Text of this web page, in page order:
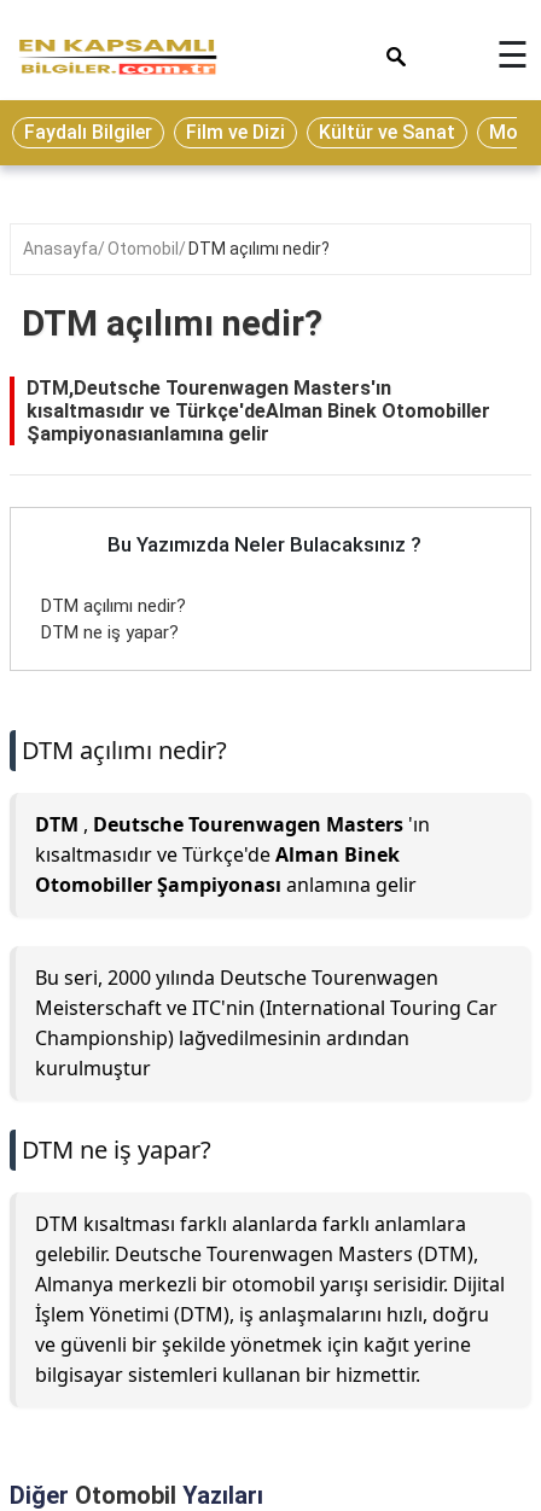
Eğitim
Ekonomi
Seyahat
Oyun
Yaşam
Hukuk
Blog
☰
Faydalı Bilgiler Film ve Dizi Kültür ve Sanat
Anasayfa Otomobil DTM açılımı nedir?
DTM açılımı nedir?
DTM,Deutsche Tourenwagen Masters'ın
kısaltmasıdır ve Türkçe'deAlman Binek Otomobiller
Şampiyonasıanlamına gelir
Bu Yazımızda Neler Bulacaksınız ?
DTM açılımı nedir?
DTM ne iş yapar?
DTM açılımı nedir?
DTM , Deutsche Tourenwagen Masters 'ın
kısaltmasıdır ve Türkçe'deAlman Binek
Otomobiller Şampiyonası anlamına gelir
Bu seri, 2000 yılında Deutsche Tourenwagen
Meisterschaft ve ITC'nin (International Touring Car
Championship) lağvedilmesinin ardından
kurulmuştur
DTM ne iş yapar?
DTM kısaltması farklı alanlarda farklı anlamlara
gelebilir. Deutsche Tourenwagen Masters (DTM),
Almanya merkezli bir otomobil yarışı serisidir. Dijital
İşlem Yönetimi (DTM), iş anlaşmalarını hızlı, doğru
ve güvenli bir şekilde yönetmek için kağıt yerine
bilgisayar sistemleri kullanan bir hizmettir.
Diğer Otomobil Yazıları